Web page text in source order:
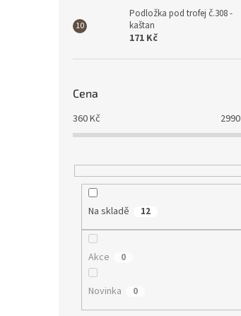
Podložka pod trofej č.308 -
kaštan
171 Kč
Cena
360Kč 2990
Na skladě 12
Akce 0
Novinka 0